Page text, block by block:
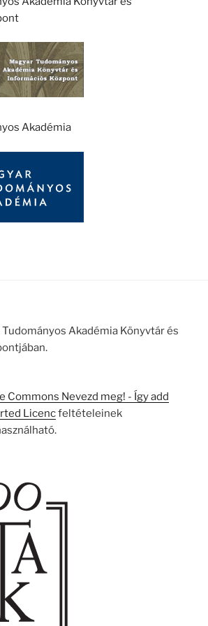
Akadémia
Akadémia Könyvtár és
Commons Nevezd meg! - Így add
Licencfeltételeinek